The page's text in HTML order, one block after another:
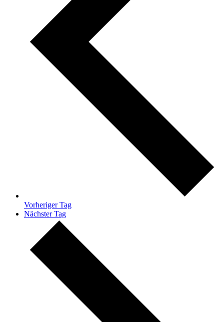
Vorheriger Tag
Nächster Tag